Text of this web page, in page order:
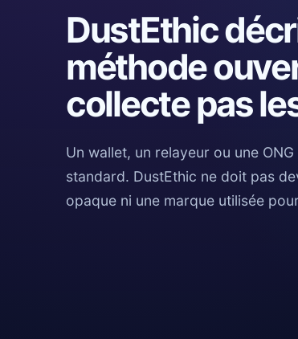
DustEthic
méthode
collecte pas
Un wallet, un relayeur ou une
standard. DustEthic ne doit pas
opaque ni une marque utilisée